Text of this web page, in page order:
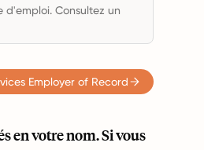
Consultez un
Employer of Record
en votre nom. Si vous